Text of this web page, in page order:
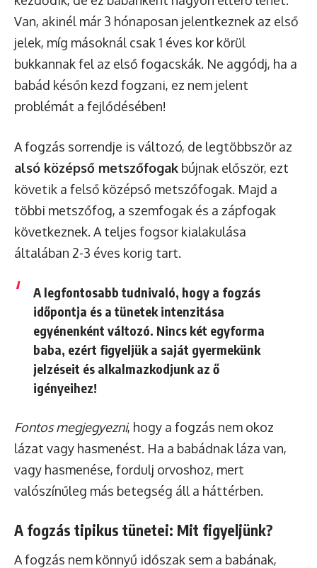
Van, akinél már 3 hónaposan jelentkeznek az első
jelek, míg másoknál csak 1 éves kor körül
bukkannak fel az első fogacskák. Ne aggódj, ha a
babád későn kezd fogzani, ez nem jelent
problémát a fejlődésében!
A fogzás sorrendje is változó, de legtöbbször az
alsó középső metszőfogak bújnak először, ezt
követik a felső középső metszőfogak. Majd a
többi metszőfog, a szemfogak és a zápfogak
következnek. A teljes fogsor kialakulása
általában 2-3 éves korig tart.
A legfontosabb tudnivaló, hogy a fogzás
időpontja és a tünetek intenzitása
egyénenként változó. Nincs két egyforma
baba, ezért figyeljük a saját gyermekünk
jelzéseit és alkalmazkodjunk az ő
igényeihez!
Fontos megjegyezni, hogy a fogzás nem okoz
lázat vagy hasmenést. Ha a babádnak láza van,
vagy hasmenése, fordulj orvoshoz, mert
valószínűleg más betegség áll a háttérben.
A fogzás tipikus tünetei: Mit figyeljünk?
A fogzás nem könnyű időszak sem a babának,